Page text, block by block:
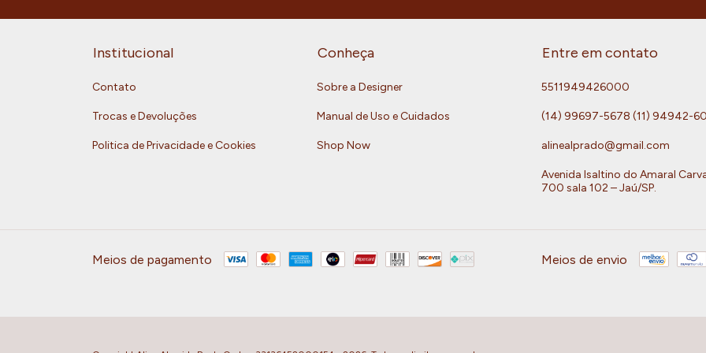
Institucional
Contato
Trocas e Devoluções
Politica de Privacidade e Cookies
Conheça
Sobre a Designer
Manual de Uso e Cuidados
Shop Now
Entre em contato
5511949426000
(14) 99697-5678 (11) 94942-
alinealprado@gmail.com
Avenida Isaltino do Amaral
700 sala 102 – Jaú/SP.
Meios de pagamento Meios de envio